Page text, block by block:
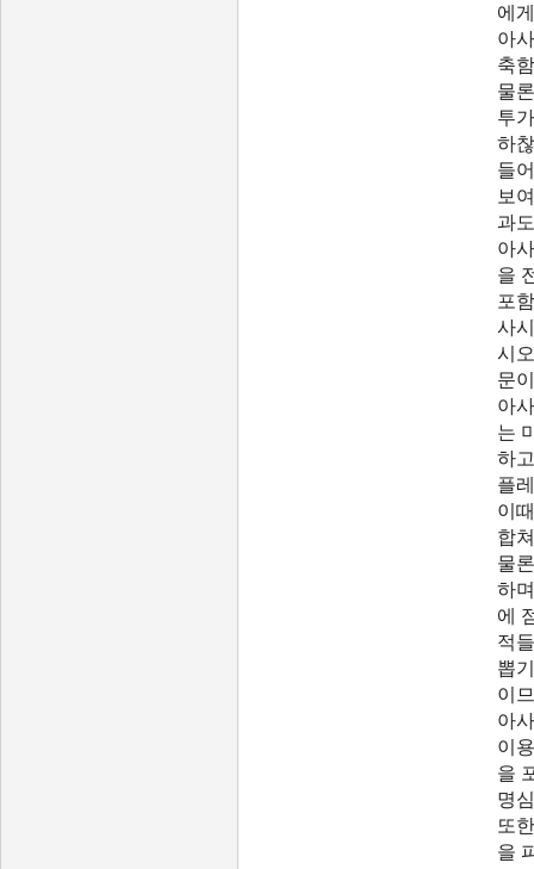
에
아
축
물
투
하
들
보
과
아
을
포
사
시
문
아
는
하
플
이
합
물
하
에
적
뽑
이
아
이
을
명
또
을